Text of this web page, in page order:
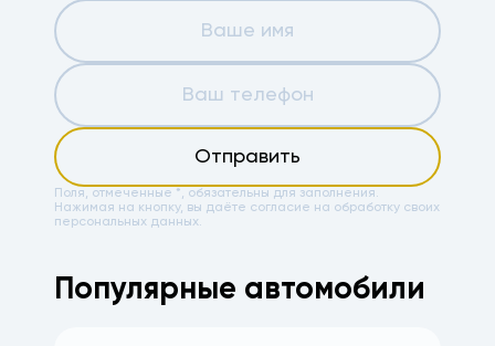
Отправить
Поля, отмеченные *, обязательны для заполнения.
Нажимая на кнопку, вы даёте согласие на обработку своих
персональных данных.
Популярные автомобили